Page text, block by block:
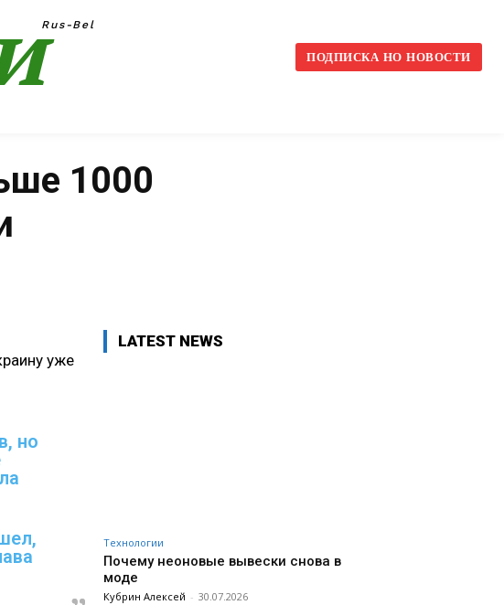
Rus-Bel
ПОДПИСКА НО НОВОСТИ
1000
уже
но
LATEST NEWS
Технологии
Почему неоновые вывески снова в
моде
Кубрин Алексей - 30.07.2026